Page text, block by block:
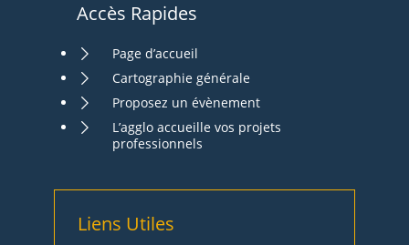
Accès Rapides
Page d’accueil
Cartographie générale
Proposez un évènement
L’agglo accueille vos projets
professionnels
Liens Utiles